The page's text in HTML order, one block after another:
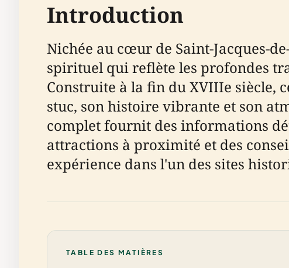
Introduction
Nichée au cœur de Saint-Jacques-
spirituel qui reflète les profondes
Construite à la fin du XVIIIe siècle,
stuc, son histoire vibrante et son
complet fournit des informations
attractions à proximité et des
expérience dans l'un des sites
TABLE DES MATIÈRES